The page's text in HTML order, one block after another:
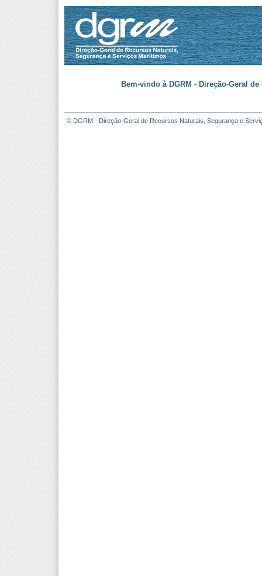
Bem-vindo à DGRM - Direção-Geral
© DGRM - Direção-Geral de Recursos Naturais, Segurança e